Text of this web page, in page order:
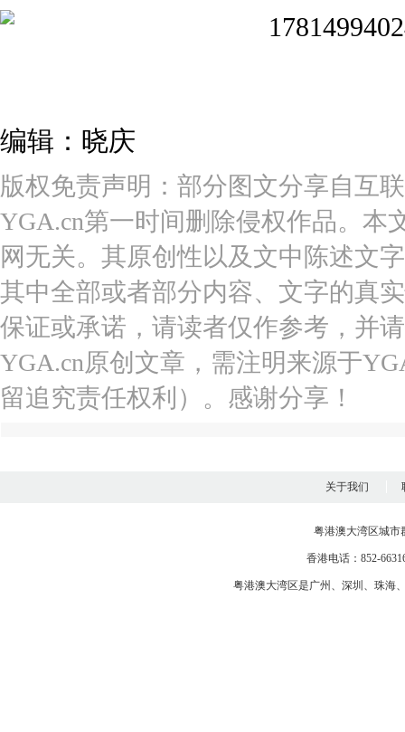
编辑：晓庆
版权免责声明：部分图文分享自互
YGA.cn第一时间删除侵权作品。本
网无关。其原创性以及文中陈述文
其中全部或者部分内容、文字的真
保证或承诺，请读者仅作参考，并
YGA.cn原创文章，需注明来源于
留追究责任权利）。感谢分享！
关于我们
粤港澳大湾区城市
香港电话：852-
粤港澳大湾区是广州 、 深圳 、 珠海